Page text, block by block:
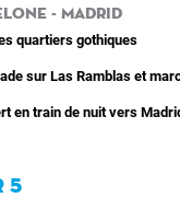
- Madrid
quartiers gothiques
sur Las Ramblas et
en train de nuit vers
5